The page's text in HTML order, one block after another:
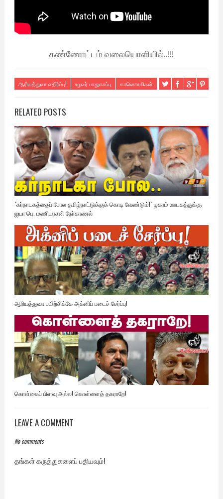
கண்ணோட்டம் வலையொளியில்..!!!
ஆரியத்துவா எதிர்ப்பு! உழவர் பாதுகாப்பு காணொலிகள்
RELATED POSTS
"கர்நாடகத்தைப் போல தமிழ்நாட்டுக்குக் கொடி வேண்டும்!" ழகரம் ஊடகத்துக்கு
ஐயா பெ. மணியரசன் நோ்காணல்
ஆரியத்துவா பயிற்சிக்கே அக்னிப் படைச் சேர்ப்பு!
கொள்கைப் பிளவு அல்ல! கொள்ளைத் தகராறே!
LEAVE A COMMENT
No comments
தங்கள் கருத்துகளைப் பதியவும்!